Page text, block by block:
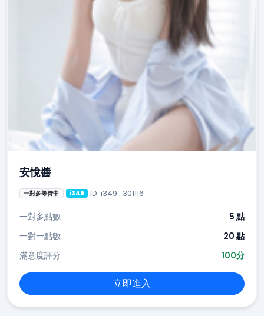
安悅醬
一對多等待中 i349 ID: i349_301116
一對多點數
5 點
一對一點數
20 點
滿意度評分
100分
立即進入